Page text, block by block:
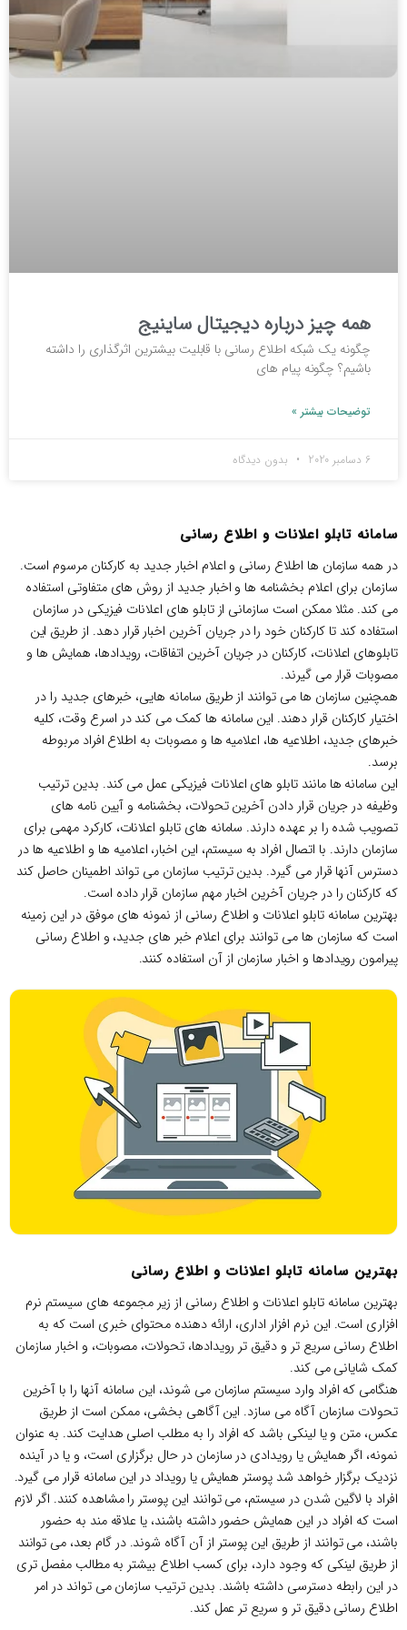
همه چیز درباره دیجیتال ساینیج
چگونه یک شبکه اطلاع رسانی با قابلیت بیشترین اثرگذاری را داشته
باشیم؟ چگونه پیام های
توضیحات بیشتر »
6 دسامبر 2020 بدون دیدگاه
سامانه تابلو اعلانات و اطلاع رسانی
در همه سازمان ها اطلاع رسانی و اعلام اخبار جدید به کارکنان مرسوم است.
سازمان برای اعلام بخشنامه ها و اخبار جدید از روش های متفاوتی استفاده
می کند. مثلا ممکن است سازمانی از تابلو های اعلانات فیزیکی در سازمان
استفاده کند تا کارکنان خود را در جریان آخرین اخبار قرار دهد. از طریق این
تابلوهای اعلانات، کارکنان در جریان آخرین اتفاقات، رویدادها، همایش ها و
مصوبات قرار می گیرند.
همچنین سازمان ها می توانند از طریق سامانه هایی، خبرهای جدید را در
اختیار کارکنان قرار دهند. این سامانه ها کمک می کند در اسرع وقت، کلیه
خبرهای جدید، اطلاعیه ها، اعلامیه ها و مصوبات به اطلاع افراد مربوطه
برسد.
این سامانه ها مانند تابلو های اعلانات فیزیکی عمل می کند. بدین ترتیب
وظیفه در جریان قرار دادن آخرین تحولات، بخشنامه و آیین نامه های
تصویب شده را بر عهده دارند. سامانه های تابلو اعلانات، کارکرد مهمی برای
سازمان دارند. با اتصال افراد به سیستم، این اخبار، اعلامیه ها و اطلاعیه ها در
دسترس آنها قرار می گیرد. بدین ترتیب سازمان می تواند اطمینان حاصل کند
که کارکنان را در جریان آخرین اخبار مهم سازمان قرار داده است.
بهترین سامانه تابلو اعلانات و اطلاع رسانی از نمونه های موفق در این زمینه
است که سازمان ها می توانند برای اعلام خبر های جدید، و اطلاع رسانی
پیرامون رویدادها و اخبار سازمان از آن استفاده کنند.
بهترین سامانه تابلو اعلانات و اطلاع رسانی
بهترین سامانه تابلو اعلانات و اطلاع رسانی از زیر مجموعه های سیستم نرم
افزاری است. این نرم افزار اداری، ارائه دهنده محتوای خبری است که به
اطلاع رسانی سریع تر و دقیق تر رویدادها، تحولات، مصوبات، و اخبار سازمان
کمک شایانی می کند.
هنگامی که افراد وارد سیستم سازمان می شوند، این سامانه آنها را با آخرین
تحولات سازمان آگاه می سازد. این آگاهی بخشی، ممکن است از طریق
عکس، متن و یا لینکی باشد که افراد را به مطلب اصلی هدایت کند. به عنوان
نمونه، اگر همایش یا رویدادی در سازمان در حال برگزاری است، و یا در آینده
نزدیک برگزار خواهد شد پوستر همایش یا رویداد در این سامانه قرار می گیرد.
افراد با لاگین شدن در سیستم، می توانند این پوستر را مشاهده کنند. اگر لازم
است که افراد در این همایش حضور داشته باشند، یا علاقه مند به حضور
باشند، می توانند از طریق این پوستر از آن آگاه شوند. در گام بعد، می توانند
از طریق لینکی که وجود دارد، برای کسب اطلاع بیشتر به مطالب مفصل تری
در این رابطه دسترسی داشته باشند. بدین ترتیب سازمان می تواند در امر
اطلاع رسانی دقیق تر و سریع تر عمل کند.